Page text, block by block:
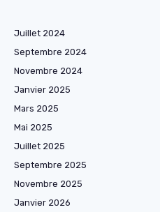
Juillet 2024
Septembre 2024
Novembre 2024
Janvier 2025
Mars 2025
Mai 2025
Juillet 2025
Septembre 2025
Novembre 2025
Janvier 2026